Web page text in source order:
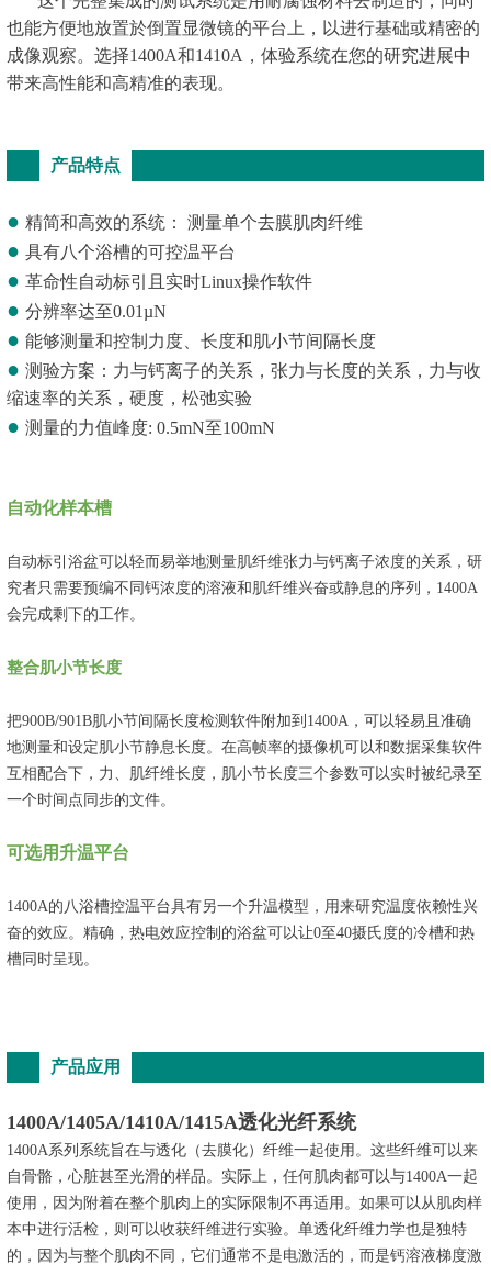
也能方便地放置於倒置显微镜的平台上，以进行基础或精密的
成像观察。选择1400A和1410A，体验系统在您的研究进展中
带来高性能和高精准的表现。
产品特点
● 精简和高效的系统： 测量单个去膜肌肉纤维
● 具有八个浴槽的可控温平台
● 革命性自动标引且实时Linux操作软件
● 分辨率达至0.01µN
● 能够测量和控制力度、长度和肌小节间隔长度
● 测验方案：力与钙离子的关系，张力与长度的关系，力与收
缩速率的关系，硬度，松弛实验
● 测量的力值峰度: 0.5mN至100mN
自动化样本槽
自动标引浴盆可以轻而易举地测量肌纤维张力与钙离子浓度的关系，研
究者只需要预编不同钙浓度的溶液和肌纤维兴奋或静息的序列，1400A
会完成剩下的工作。
整合肌小节长度
把900B/901B肌小节间隔长度检测软件附加到1400A，可以轻易且准确
地测量和设定肌小节静息长度。在高帧率的摄像机可以和数据采集软件
互相配合下，力、肌纤维长度，肌小节长度三个参数可以实时被纪录至
一个时间点同步的文件。
可选用升温平台
1400A的八浴槽控温平台具有另一个升温模型，用来研究温度依赖性兴
奋的效应。精确，热电效应控制的浴盆可以让0至40摄氏度的冷槽和热
槽同时呈现。
产品应用
1400A/1405A/1410A/1415A透化光纤系统
1400A系列系统旨在与透化（去膜化）纤维一起使用。这些纤维可以来
自骨骼，心脏甚至光滑的样品。实际上，任何肌肉都可以与1400A一起
使用，因为附着在整个肌肉上的实际限制不再适用。如果可以从肌肉样
本中进行活检，则可以收获纤维进行实验。单透化纤维力学也是独特
的，因为与整个肌肉不同，它们通常不是电激活的，而是钙溶液梯度激